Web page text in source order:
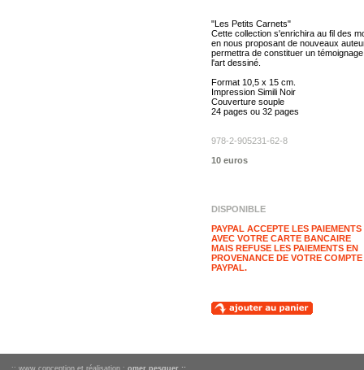
"Les Petits Carnets"
Cette collection s'enrichira au fil des
en nous proposant de nouveaux
permettra de constituer un
l'art dessiné.
Format 10,5 x 15 cm.
Impression Simili Noir
Couverture souple
24 pages ou 32 pages
978-2-905231-62-8
10 euros
DISPONIBLE
PAYPAL ACCEPTE LES PAIEMENTS
AVEC VOTRE CARTE BANCAIRE
MAIS REFUSE LES PAIEMENTS EN
PROVENANCE DE VOTRE COMPTE
PAYPAL.
:: www conception et réalisation : omer pesquer ::